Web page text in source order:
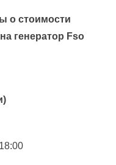
о стоимости
генератор Fso